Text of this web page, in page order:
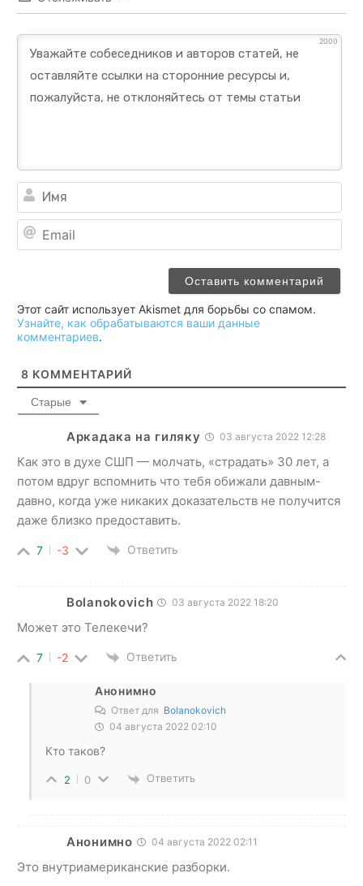
2000
Этот сайт использует Akismet для борьбы со спамом.
Узнайте, как обрабатываются ваши данные
комментариев.
8 КОММЕНТАРИЙ
Старые
Аркадака на гиляку 03 августа 2022 12:28
Как это в духе СШП — молчать, «страдать» 30 лет, а
потом вдруг вспомнить что тебя обижали давным-
давно, когда уже никаких доказательств не получится
даже близко предоставить.
7 -3 Ответить
Bolanokovich 03 августа 2022 18:20
Может это Телекечи?
7 -2 Ответить
Анонимно
Ответ для Bolanokovich
04 августа 2022 02:10
Кто таков?
2 0 Ответить
Анонимно 04 августа 2022 02:11
Это внутриамериканские разборки.